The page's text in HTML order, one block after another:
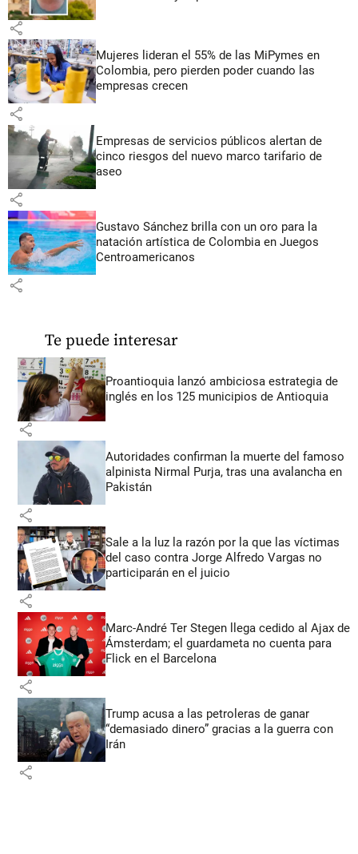
share
Mujeres lideran el 55% de las MiPymes en
Colombia, pero pierden poder cuando las
empresas crecen
share
Empresas de servicios públicos alertan de
cinco riesgos del nuevo marco tarifario de
aseo
share
Gustavo Sánchez brilla con un oro para la
natación artística de Colombia en Juegos
Centroamericanos
share
Te puede interesar
Proantioquia lanzó ambiciosa estrategia de
inglés en los 125 municipios de Antioquia
share
Autoridades confirman la muerte del famoso
alpinista Nirmal Purja, tras una avalancha en
Pakistán
share
Sale a la luz la razón por la que las víctimas
del caso contra Jorge Alfredo Vargas no
participarán en el juicio
share
Marc-André Ter Stegen llega cedido al Ajax de
Ámsterdam; el guardameta no cuenta para
Flick en el Barcelona
share
Trump acusa a las petroleras de ganar
“demasiado dinero” gracias a la guerra con
Irán
share